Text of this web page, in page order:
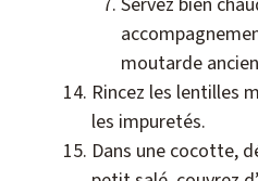
moutarde
Rincez les lentilles
les impuretés.
Dans une cocotte,